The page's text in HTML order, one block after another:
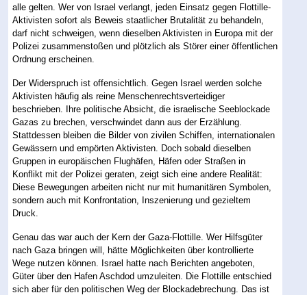
alle gelten. Wer von Israel verlangt, jeden Einsatz gegen Flottille-
Aktivisten sofort als Beweis staatlicher Brutalität zu behandeln,
darf nicht schweigen, wenn dieselben Aktivisten in Europa mit der
Polizei zusammenstoßen und plötzlich als Störer einer öffentlichen
Ordnung erscheinen.
Der Widerspruch ist offensichtlich. Gegen Israel werden solche
Aktivisten häufig als reine Menschenrechtsverteidiger
beschrieben. Ihre politische Absicht, die israelische Seeblockade
Gazas zu brechen, verschwindet dann aus der Erzählung.
Stattdessen bleiben die Bilder von zivilen Schiffen, internationalen
Gewässern und empörten Aktivisten. Doch sobald dieselben
Gruppen in europäischen Flughäfen, Häfen oder Straßen in
Konflikt mit der Polizei geraten, zeigt sich eine andere Realität:
Diese Bewegungen arbeiten nicht nur mit humanitären Symbolen,
sondern auch mit Konfrontation, Inszenierung und gezieltem
Druck.
Genau das war auch der Kern der Gaza-Flottille. Wer Hilfsgüter
nach Gaza bringen will, hätte Möglichkeiten über kontrollierte
Wege nutzen können. Israel hatte nach Berichten angeboten,
Güter über den Hafen Aschdod umzuleiten. Die Flottille entschied
sich aber für den politischen Weg der Blockadebrechung. Das ist